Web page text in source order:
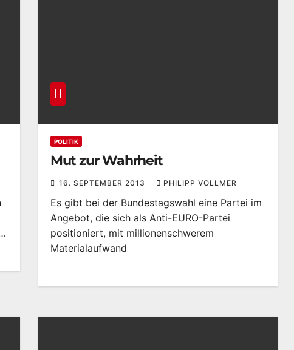
POLITIK
Mut zur Wahrheit
16. SEPTEMBER 2013 PHILIPP VOLLMER
Es gibt bei der Bundestagswahl eine Partei im
Angebot, die sich als Anti-EURO-Partei
positioniert, mit millionenschwerem
Materialaufwand